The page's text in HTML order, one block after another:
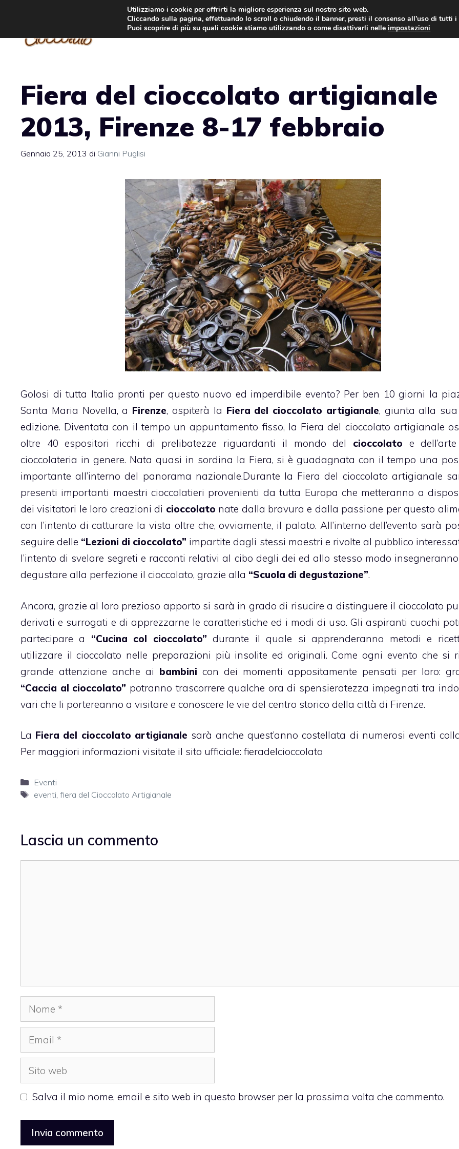
contenuto
TORTE AL CIOCCOLATO TORTE CLASSICHE
Fiera del cioccolato artigianale
2013, Firenze 8-17 febbraio
Gennaio 25, 2013 di Gianni Puglisi
Golosi di tutta Italia pronti per questo nuovo ed imperdibile evento? Per ben 10 giorni la
Santa Maria Novella, a Firenze, ospiterà la Fiera del cioccolato artigianale, giunta alla
edizione. Diventata con il tempo un appuntamento fisso, la Fiera del cioccolato artigianale
oltre 40 espositori ricchi di prelibatezze riguardanti il mondo del cioccolato e
cioccolateria in genere. Nata quasi in sordina la Fiera, si è guadagnata con il tempo una
importante all’interno del panorama nazionale.Durante la Fiera del cioccolato artigianale
presenti importanti maestri cioccolatieri provenienti da tutta Europa che metteranno a
dei visitatori le loro creazioni di cioccolato nate dalla bravura e dalla passione per questo
con l’intento di catturare la vista oltre che, ovviamente, il palato. All’interno dell’evento sarà
seguire delle “Lezioni di cioccolato” impartite dagli stessi maestri e rivolte al pubblico
l’intento di svelare segreti e racconti relativi al cibo degli dei ed allo stesso modo
degustare alla perfezione il cioccolato, grazie alla “Scuola di degustazione”.
Ancora, grazie al loro prezioso apporto si sarà in grado di risucire a distinguere il cioccolato
derivati e surrogati e di apprezzarne le caratteristiche ed i modi di uso. Gli aspiranti cuochi
partecipare a “Cucina col cioccolato” durante il quale si apprenderanno metodi e
utilizzare ilcioccolato nelle preparazioni più insolite ed originali. Come ogni evento che si
grande attenzione anche ai bambini con dei momenti appositamente pensati per loro:
“Caccia al cioccolato” potranno trascorrere qualche ora di spensieratezza impegnati tra
vari che li portereanno a visitare e conoscere le vie del centro storico della città di Firenze.
La Fiera del cioccolato artigianale sarà anche quest’anno costellata di numerosi eventi
Per maggiori informazioni visitate il sito ufficiale: fieradelcioccolato
Categorie
Eventi
Tag
eventi, fiera del Cioccolato Artigianale
Lascia un commento
Nome
Email
Sito
web
Salva il mio nome, email e sito web in questo browser per la prossima volta che commento.
Utilizziamo i cookie per offrirti la migliore esperienza sul nostro sito web.
Cliccando sulla pagina, effettuando lo scroll o chiudendo il banner, presti il consenso all’uso di tutti i
Puoi scoprire di più su quali cookie stiamo utilizzando o come disattivarli nelleimpostazioni